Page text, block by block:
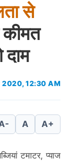
से
2020, 12:30 AM
A A+
टमाटर, प्याज